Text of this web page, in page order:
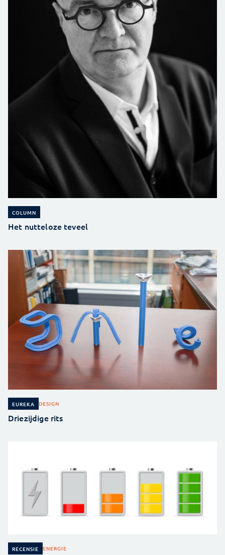
COLUMN
Het nutteloze teveel
EUREKA DESIGN
Driezijdige rits
RECENSIE ENERGIE